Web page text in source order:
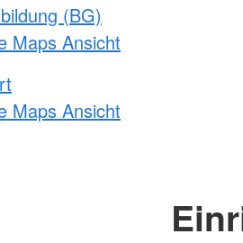
(BG)
Maps Ansicht
Maps Ansicht